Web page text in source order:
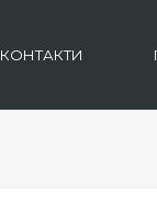
КОНТАКТИ